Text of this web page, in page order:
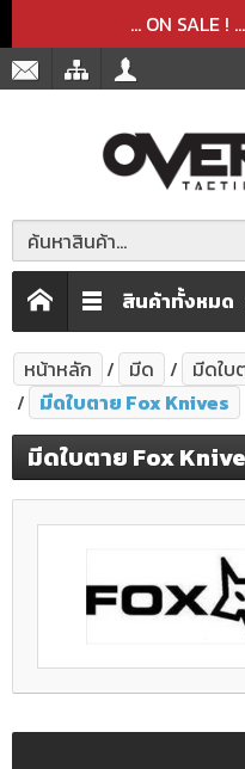
... ON SALE !
สินค้าทั้งหมด
หน้าหลัก มีด
มีดใบ
มีดใบตาย Fox Knives
มีดใบตาย Fox
สินค้าได้เพิ่มลงในต
สินค้าได้ถูกลบออกจา